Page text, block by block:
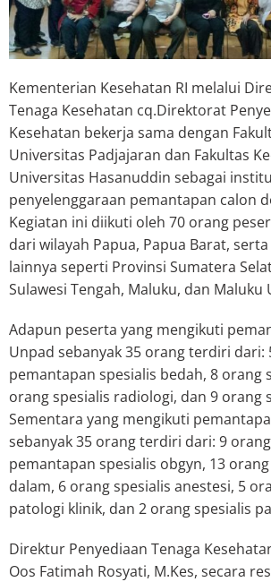
Kementerian Kesehatan RI melalui
Tenaga Kesehatan cq.Direktorat
Kesehatan bekerja sama dengan
Universitas Padjajaran dan Fakultas
Universitas Hasanuddin sebagai
penyelenggaraan pemantapan calon
Kegiatan ini diikuti oleh 70 orang
dari wilayah Papua, Papua Barat,
lainnya seperti Provinsi Sumatera
Sulawesi Tengah, Maluku, dan Maluku
Adapun peserta yang mengikuti
Unpad sebanyak 35 orang terdiri dari:
pemantapan spesialis bedah, 8 orang
orang spesialis radiologi, dan 9 orang
Sementara yang mengikuti
sebanyak 35 orang terdiri dari: 9
pemantapan spesialis obgyn, 13
dalam, 6 orang spesialis anestesi, 5
patologi klinik, dan 2 orang spesialis
Direktur Penyediaan Tenaga
Oos Fatimah Rosyati, M.Kes, secara